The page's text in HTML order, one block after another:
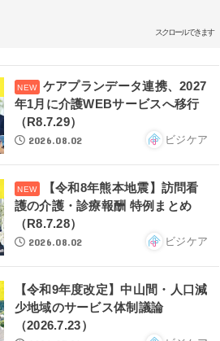
スクロールできます
ケアプランデータ連携、2027
年1月に介護WEBサービスへ移行
（R8.7.29）
2026.08.02 ビジケア
【令和8年熊本地震】訪問看
護の介護・診療報酬 特例まとめ
（R8.7.28）
2026.08.02 ビジケア
【令和9年度改定】中山間・人口減
少地域のサービス体制議論
（2026.7.23）